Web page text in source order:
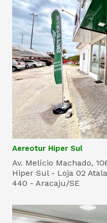
Aereotur Hiper Sul
Av. Melício Machado,
Hiper Sul - Loja 02
440 - Aracaju/SE